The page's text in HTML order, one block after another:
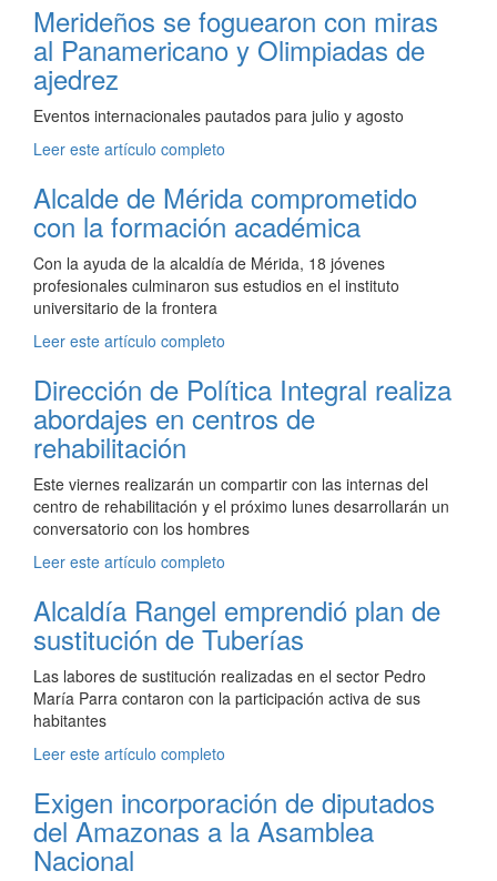
Merideños se foguearon con miras
al Panamericano y Olimpiadas de
ajedrez
Eventos internacionales pautados para julio y agosto
Leer este artículo completo
Alcalde de Mérida comprometido
con la formación académica
Con la ayuda de la alcaldía de Mérida, 18 jóvenes
profesionales culminaron sus estudios en el instituto
universitario de la frontera
Leer este artículo completo
Dirección de Política Integral realiza
abordajes en centros de
rehabilitación
Este viernes realizarán un compartir con las internas del
centro de rehabilitación y el próximo lunes desarrollarán un
conversatorio con los hombres
Leer este artículo completo
Alcaldía Rangel emprendió plan de
sustitución de Tuberías
Las labores de sustitución realizadas en el sector Pedro
María Parra contaron con la participación activa de sus
habitantes
Leer este artículo completo
Exigen incorporación de diputados
del Amazonas a la Asamblea
Nacional